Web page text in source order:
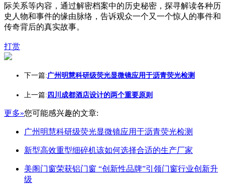
际关系等内容，通过解密档案中的历史秘密，探寻解读各种历
史人物和事件的缘由脉络，告诉观众一个又一个惊人的事件和
传奇背后的真实故事。
打赏
下一篇:广州明慧科研级荧光显微镜应用于沥青荧光检测
上一篇: 四川成都酒店设计的两个重要原则
更多»您可能感兴趣的文章:
广州明慧科研级荧光显微镜应用于沥青荧光检测
新型高效重型细碎机该如何选择合适的生产厂家
美阁门窗荣获铝门窗 “创新性品牌”引领门窗行业创新升
级